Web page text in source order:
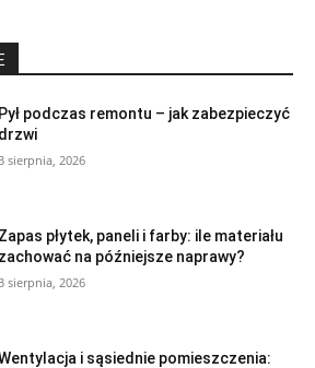
Pył podczas remontu – jak zabezpieczyć
drzwi
sierpnia, 2026
Zapas płytek, paneli i farby: ile materiału
zachować na późniejsze naprawy?
sierpnia, 2026
i sąsiednie pomieszczenia: